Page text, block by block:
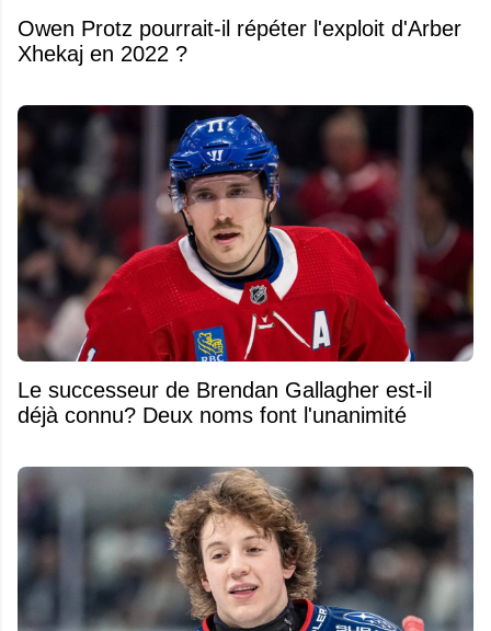
Owen Protz pourrait-il répéter l'exploit d'Arber
Xhekaj en 2022 ?
Le successeur de Brendan Gallagher est-il
déjà connu? Deux noms font l'unanimité